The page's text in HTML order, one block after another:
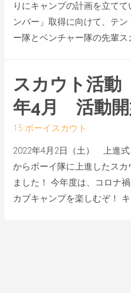
りにキャンプの計画を立て
ンパー」取得に向けて、テ
ー隊とベンチャー隊の先輩ス
スカウト活
年4月 活動開
15 ボーイスカウト
2022年4月2日（土） 上進
からボーイ隊に上進したス
ました！ 今年度は、コロナ
カブキャンプを楽しむぞ！